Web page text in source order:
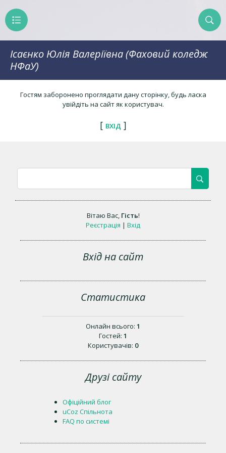
Ісаєнко Юлія Валеріївна (Фаховий коледж
НФаУ)
Гостям заборонено проглядати дану сторінку, будь ласка
увійдіть на сайт як користувач.
[ ВХІД ]
Вітаю Вас, Гість!
Реєстрація | Вхід
Вхід на сайт
Статистика
Онлайн всього: 1
Гостей: 1
Користувачів: 0
Друзі сайту
Офіційний блог
uCoz Спільнота
FAQ по системі